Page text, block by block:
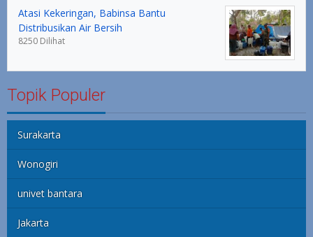
Atasi Kekeringan, Babinsa Bantu
Distribusikan Air Bersih
8250 Dilihat
Topik Populer
Surakarta
Wonogiri
univet bantara
Jakarta